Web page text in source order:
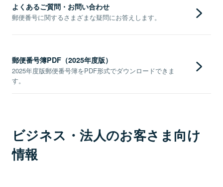
よくあるご質問・お問い合わせ
郵便番号に関するさまざまな疑問にお答えします。
郵便番号簿PDF（2025年度版）
2025年度版郵便番号簿をPDF形式でダウンロードできま
す。
ビジネス・法人のお客さま向け
情報